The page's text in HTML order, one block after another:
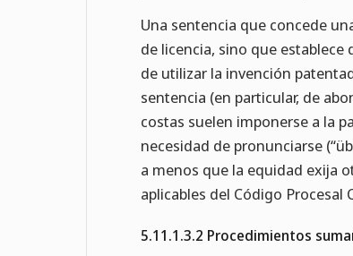
Una sentencia que concede
de licencia, sino que
de utilizar la invención
sentencia (en particular, de
costas suelen imponerse a la
necesidad de pronunciarse
a menos que la equidad exija
aplicables del Código Procesal
5.11.1.3.2 Procedimientos